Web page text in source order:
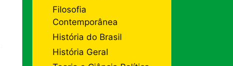
Filosofia
Contemporânea
História do Brasil
História Geral